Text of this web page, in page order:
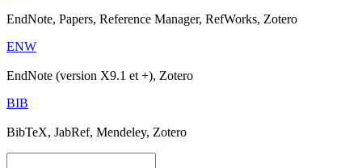
EndNote, Papers, Reference Manager, RefWorks, Zotero
ENW
EndNote (version X9.1 et +), Zotero
BIB
BibTeX, JabRef, Mendeley, Zotero